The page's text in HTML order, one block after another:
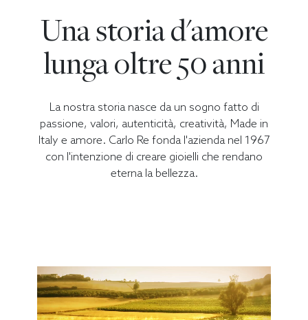
Una storia d'amore
lunga oltre 50 anni
La nostra storia nasce da un sogno fatto di
passione, valori, autenticità, creatività, Made in
Italy e amore. Carlo Re fonda l'azienda nel 1967
con l'intenzione di creare gioielli che rendano
eterna la bellezza.